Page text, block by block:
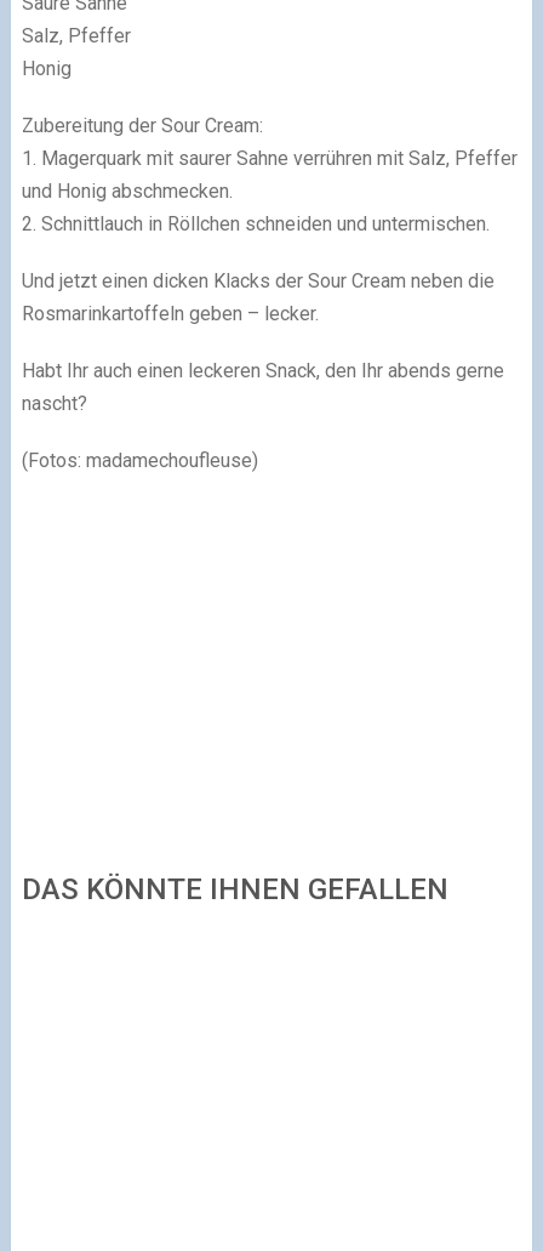
Salz, Pfeffer
Honig
Zubereitung der Sour Cream:
1. Magerquark mit saurer Sahne verrühren mit Salz, Pfeffer
und Honig abschmecken.
2. Schnittlauch in Röllchen schneiden und untermischen.
Und jetzt einen dicken Klacks der Sour Cream neben die
Rosmarinkartoffeln geben – lecker.
Habt Ihr auch einen leckeren Snack, den Ihr abends gerne
nascht?
(Fotos: madamechoufleuse)
DAS KÖNNTE IHNEN GEFALLEN